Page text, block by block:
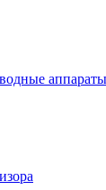
аппараты